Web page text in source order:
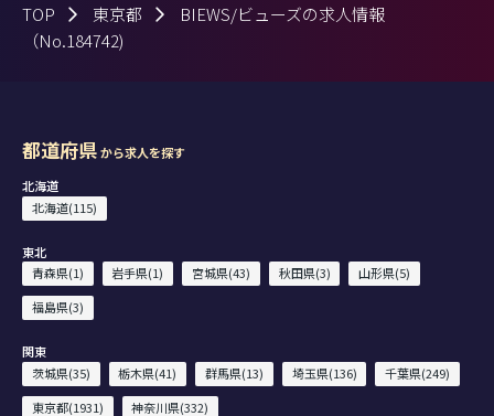
TOP 東京都
BIEWS/ビューズの求人情報
（No.184742)
都道府県から求人を探す
北海道
北海道(115)
東北
青森県(1)
岩手県(1) 宮城県(43) 秋田県(3)
山形県(5)
福島県(3)
関東
茨城県(35)
栃木県(41) 群馬県(13) 埼玉県(136)
千葉県(249)
東京都(1931)
神奈川県(332)